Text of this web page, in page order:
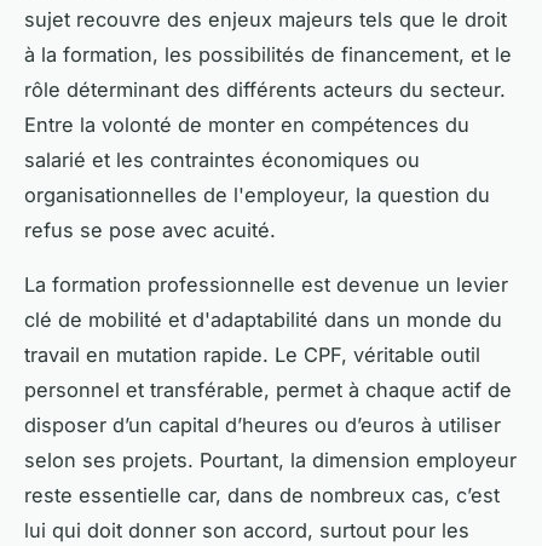
sujet recouvre des enjeux majeurs tels que le droit
à la formation, les possibilités de financement, et le
rôle déterminant des différents acteurs du secteur.
Entre la volonté de monter en compétences du
salarié et les contraintes économiques ou
organisationnelles de l'employeur, la question du
refus se pose avec acuité.
La formation professionnelle est devenue un levier
clé de mobilité et d'adaptabilité dans un monde du
travail en mutation rapide. Le CPF, véritable outil
personnel et transférable, permet à chaque actif de
disposer d’un capital d’heures ou d’euros à utiliser
selon ses projets. Pourtant, la dimension employeur
reste essentielle car, dans de nombreux cas, c’est
lui qui doit donner son accord, surtout pour les